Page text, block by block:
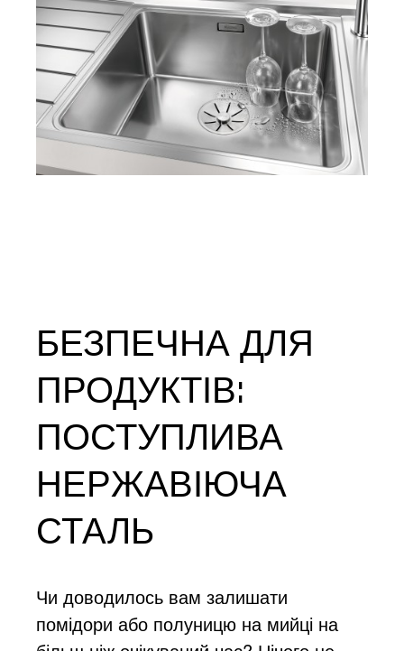
БЕЗПЕЧНА ДЛЯ
ПРОДУКТІВ:
ПОСТУПЛИВА
НЕРЖАВІЮЧА
СТАЛЬ
Чи доводилось вам залишати
помідори або полуницю на мийці на